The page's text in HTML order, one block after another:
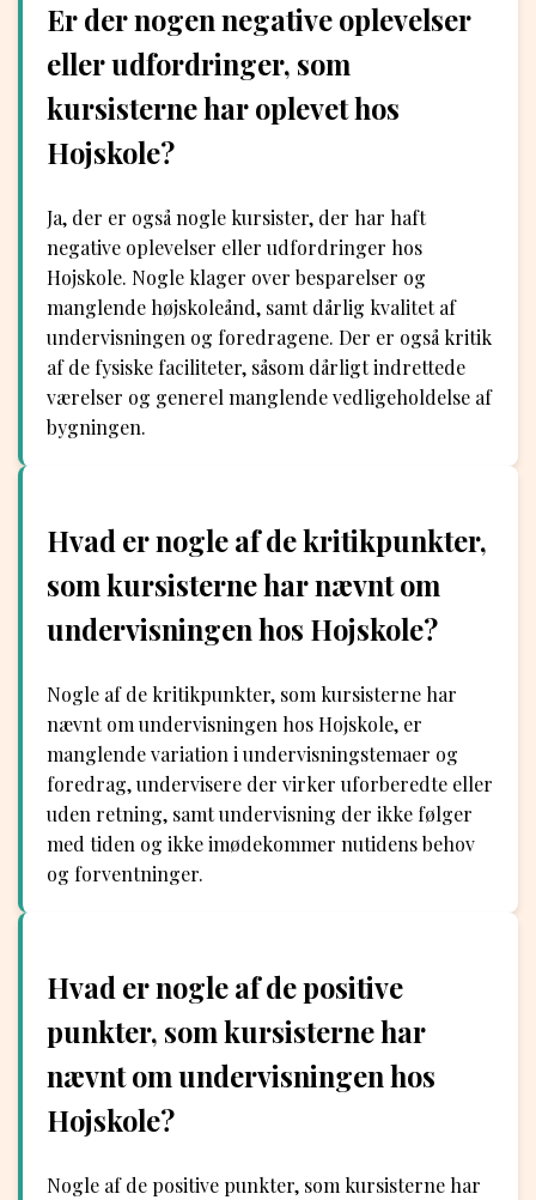
Er der nogen negative oplevelser
eller udfordringer, som
kursisterne har oplevet hos
Hojskole?
Ja, der er også nogle kursister, der har haft
negative oplevelser eller udfordringer hos
Hojskole. Nogle klager over besparelser og
manglende højskoleånd, samt dårlig kvalitet af
undervisningen og foredragene. Der er også kritik
af de fysiske faciliteter, såsom dårligt indrettede
værelser og generel manglende vedligeholdelse af
bygningen.
Hvad er nogle af de kritikpunkter,
som kursisterne har nævnt om
undervisningen hos Hojskole?
Nogle af de kritikpunkter, som kursisterne har
nævnt om undervisningen hos Hojskole, er
manglende variation i undervisningstemaer og
foredrag, undervisere der virker uforberedte eller
uden retning, samt undervisning der ikke følger
med tiden og ikke imødekommer nutidens behov
og forventninger.
Hvad er nogle af de positive
punkter, som kursisterne har
nævnt om undervisningen hos
Hojskole?
Nogle af de positive punkter, som kursisterne har